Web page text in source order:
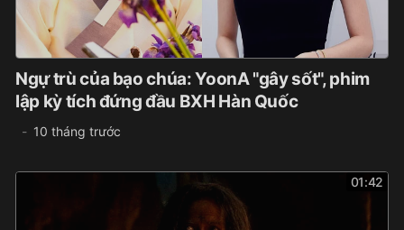
Ngự trù của bạo chúa: YoonA "gây sốt", phim
lập kỳ tích đứng đầu BXH Hàn Quốc
10 tháng trước
01:42